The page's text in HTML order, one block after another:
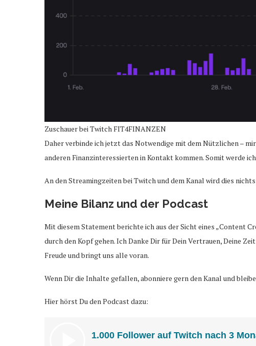
Zuschauer bei Twitch FIT4FINANZEN
Daher verbinde ich jetzt das Notwendige mit dem Nützlichen –
anderen Finanzinteressierten in Kontakt kommen. Somit werde
An den Streamingzeiten bei Twitch und dem Kanal wird dies
Meine Bilanz und der Podcast
Mit diesem Statement berichte ich aus der Sicht eines „Content
durch den Kopf gehen. Ich Danke Dir für Dein Vertrauen, Deine
Freude und bringt uns alle voran.
Wenn Dir die Inhalte gefallen, abonniere gern den Kanal und
Hier hörst Du den Podcast dazu: